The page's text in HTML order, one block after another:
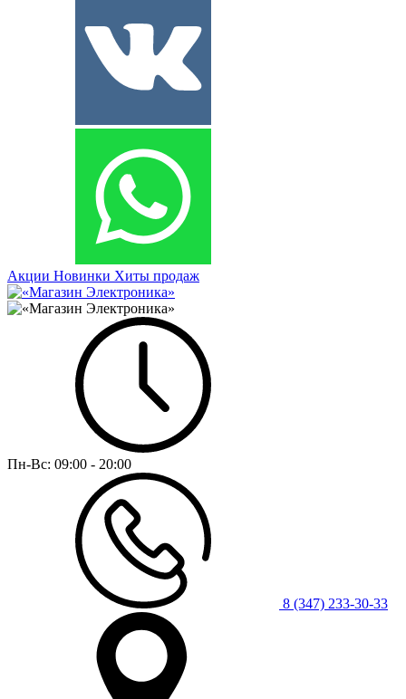
Акции Новинки Хиты продаж
Пн-Вс: 09:00 - 20:00
8 (347) 233-30-33